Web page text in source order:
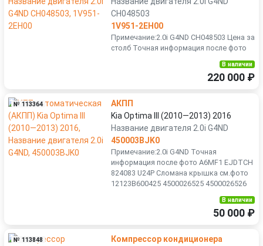
CH048503
1V951-2EH00
Примечание:2.0i G4ND CH048503 Цена за
столб Точная информация после фото
В наличии
220 000 ₽
№ 113364
АКПП
Kia Optima III (2010—2013) 2016
Название двигателя 2.0i G4ND
450003BJK0
Примечание:2.0i G4ND Точная
информация после фото A6MF1 EJDTCH
824083 U24P Сломана крышка см.фото
12123B600425 4500026525 4500026526
В наличии
50 000 ₽
№ 113848
Компрессор кондиционера